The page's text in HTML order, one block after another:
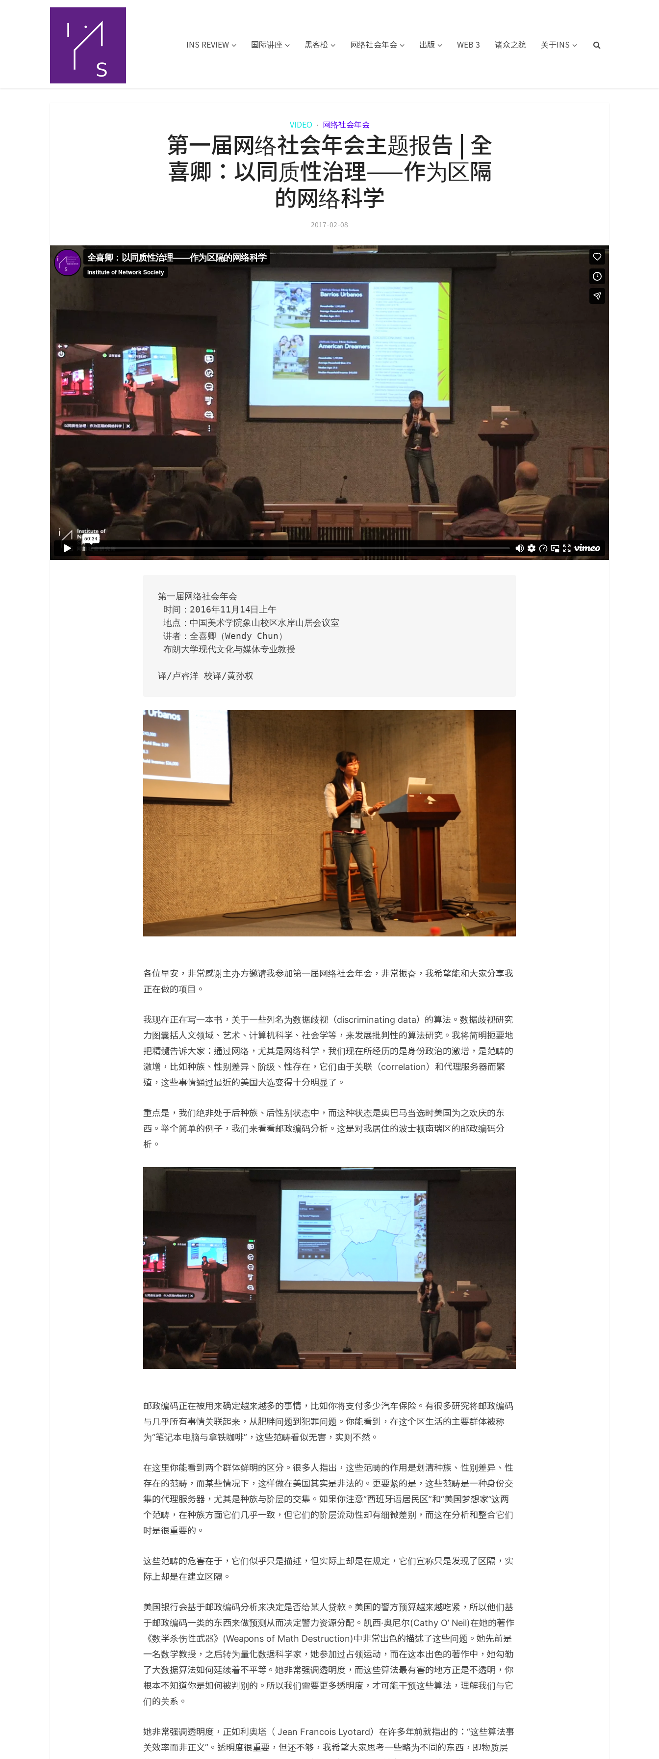
INS REVIEW 国际讲座 黑客松 网络社会年会 出版 WEB 3 诸众之貌 关于INS
VIDEO • 网络社会年会
第一届网络社会年会主题报告 | 全
喜卿：以同质性治理——作为区隔
的网络科学
2017-02-08
第一届网络社会年会
时间：2016年11月14日上午
地点：中国美术学院象山校区水岸山居会议室
讲者：全喜卿（Wendy Chun）
布朗大学现代文化与媒体专业教授
译/卢睿洋 校译/黄孙权
各位早安，非常感谢主办方邀请我参加第一届网络社会年会，非常振奋，我希望能和大家分享我
正在做的项目。
我现在正在写一本书，关于一些列名为数据歧视（discriminating data）的算法。数据歧视研究
力图囊括人文领域、艺术、计算机科学、社会学等，来发展批判性的算法研究。我将简明扼要地
把精髓告诉大家：通过网络，尤其是网络科学，我们现在所经历的是身份政治的激增，是范畴的
激增，比如种族、性别差异、阶级、性存在，它们由于关联（correlation）和代理服务器而繁
殖，这些事情通过最近的美国大选变得十分明显了。
重点是，我们绝非处于后种族、后性别状态中，而这种状态是奥巴马当选时美国为之欢庆的东
西。举个简单的例子，我们来看看邮政编码分析。这是对我居住的波士顿南瑞区的邮政编码分
析。
邮政编码正在被用来确定越来越多的事情，比如你将支付多少汽车保险。有很多研究将邮政编码
与几乎所有事情关联起来，从肥胖问题到犯罪问题。你能看到，在这个区生活的主要群体被称
为“笔记本电脑与拿铁咖啡”，这些范畴看似无害，实则不然。
在这里你能看到两个群体鲜明的区分。很多人指出，这些范畴的作用是划清种族、性别差异、性
存在的范畴，而某些情况下，这样做在美国其实是非法的。更要紧的是，这些范畴是一种身份交
集的代理服务器，尤其是种族与阶层的交集。如果你注意“西班牙语居民区”和“美国梦想家”这两
个范畴，在种族方面它们几乎一致，但它们的阶层流动性却有细微差别，而这在分析和整合它们
时是很重要的。
这些范畴的危害在于，它们似乎只是描述，但实际上却是在规定，它们宣称只是发现了区隔，实
际上却是在建立区隔。
美国银行会基于邮政编码分析来决定是否给某人贷款。美国的警方预算越来越吃紧，所以他们基
于邮政编码一类的东西来做预测从而决定警力资源分配。凯西·奥尼尔(Cathy O’ Neil)在她的著作
《数学杀伤性武器》(Weapons of Math Destruction)中非常出色的描述了这些问题。她先前是
一名数学教授，之后转为量化数据科学家，她参加过占领运动，而在这本出色的著作中，她勾勒
了大数据算法如何延续着不平等。她非常强调透明度，而这些算法最有害的地方正是不透明，你
根本不知道你是如何被判别的。所以我们需要更多透明度，才可能干预这些算法，理解我们与它
们的关系。
她非常强调透明度，正如利奥塔（ Jean Francois Lyotard）在许多年前就指出的：“这些算法事
关效率而非正义”。透明度很重要，但还不够，我希望大家思考一些略为不同的东西，即物质层